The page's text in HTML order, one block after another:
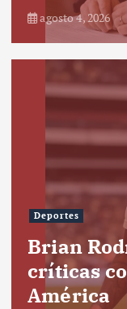
agosto 4, 2026
Deportes
Brian
críticas
América